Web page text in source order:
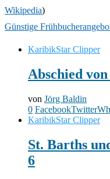
Wikipedia)
Günstige
KaribikStar Clipper
Abschied
von Jörg Baldin
0 FacebookTwitter
KaribikStar Clipper
St. Barths
6